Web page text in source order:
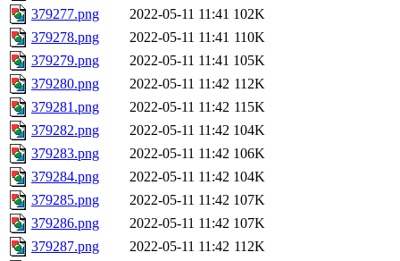
379277.png
2022-05-11 11:41 102K
379278.png
2022-05-11 11:41 110K
379279.png
2022-05-11 11:41 105K
379280.png
2022-05-11 11:42 112K
379281.png
2022-05-11 11:42 115K
379282.png
2022-05-11 11:42 104K
379283.png
2022-05-11 11:42 106K
379284.png
2022-05-11 11:42 104K
379285.png
2022-05-11 11:42 107K
379286.png
2022-05-11 11:42 107K
379287.png
2022-05-11 11:42 112K